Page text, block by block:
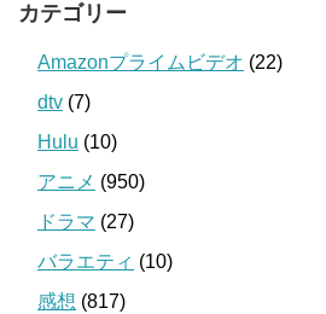
カテゴリー
Amazonプライムビデオ (22)
dtv (7)
Hulu (10)
アニメ (950)
ドラマ (27)
バラエティ (10)
感想 (817)